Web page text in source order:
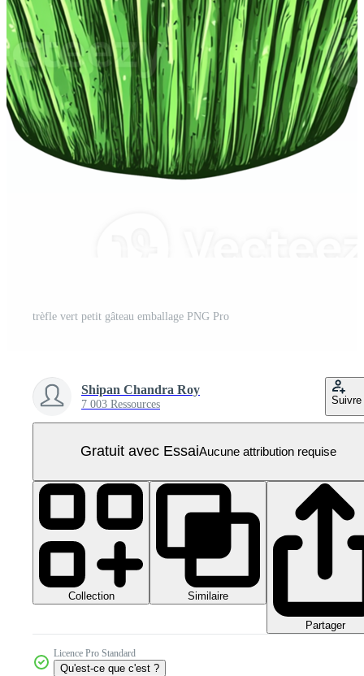
trèfle vert petit gâteau emballage PNG Pro
Shipan Chandra Roy
7 003 Ressources Suivre
Gratuit avec EssaiAucune attribution requise
Collection Similaire
Partager
Licence Pro Standard
Qu'est-ce que c'est ?